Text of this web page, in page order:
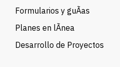
Formularios y guÃ­as
Planes en lÃ­nea
Desarrollo de Proyectos